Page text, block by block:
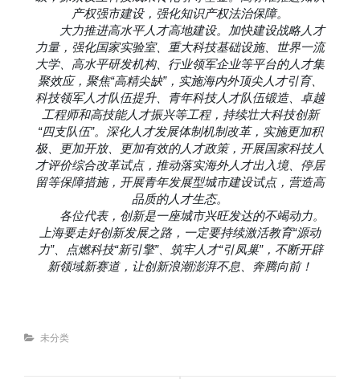
产权强市建设，强化知识产权法治保障。
大力推进高水平人才高地建设。加快建设战略人才
力量，强化国家实验室、重大科技基础设施、世界一流
大学、高水平研发机构、行业领军企业等平台的人才集
聚效应，聚焦“高精尖缺”，实施海内外顶尖人才引育、
科技领军人才队伍提升、青年科技人才队伍锻造、卓越
工程师和高技能人才振兴等工程，持续壮大科技创新
“四支队伍”。深化人才发展体制机制改革，实施更加积
极、更加开放、更加有效的人才政策，开展国家科技人
才评价综合改革试点，推动落实海外人才出入境、停居
留等保障措施，开展青年发展型城市建设试点，营造高
品质的人才生态。
各位代表，创新是一座城市兴旺发达的不竭动力。
上海要走好创新发展之路，一定要持续激活教育“源动
力”、点燃科技“新引擎”、筑牢人才“引凤巢”，不断开辟
新领域新赛道，让创新浪潮澎湃不息、奔腾向前！
Categories
未分类